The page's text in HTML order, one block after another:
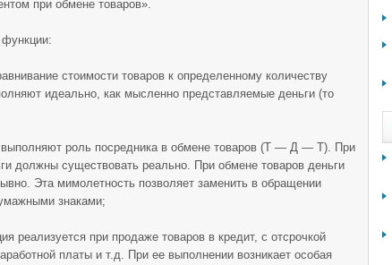
при обмене товаров».
стоимости товаров к определенному количеству
идеально, как мысленно представляемые деньги (то
роль посредника в обмене товаров (Т — Д — Т). При
должны существовать реально. При обмене товаров деньги
Эта мимолетность позволяет заменить в обращении
знаками;
реализуется при продаже товаров в кредит, с отсрочкой
платы и т.д. При ее выполнении возникает особая